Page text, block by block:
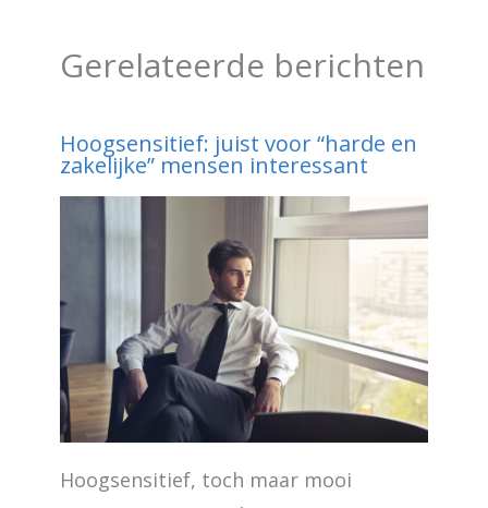
Gerelateerde berichten
Hoogsensitief: juist voor “harde en
zakelijke” mensen interessant
Hoogsensitief, toch maar mooi